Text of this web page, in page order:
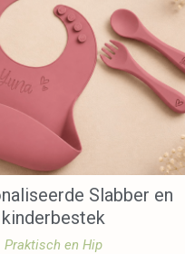
Slabber en
kinderbestek
Praktisch en Hip